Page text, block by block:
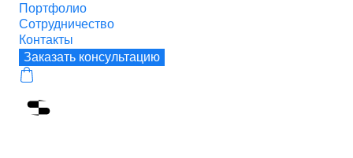
Портфолио
Сотрудничество
Контакты
Заказать консультацию